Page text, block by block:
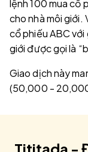
lệnh 100 mua cổ
cho nhà môi giới.
cổ phiếu ABC
giới được gọi là
Giao dịch này
(50,000 -
Tititada -